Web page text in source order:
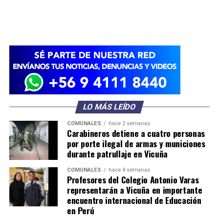
LO MÁS LEÍDO
COMUNALES hace 2 semanas
Carabineros detiene a cuatro personas
por porte ilegal de armas y municiones
durante patrullaje en Vicuña
COMUNALES hace 4 semanas
Profesores del Colegio Antonio Varas
representarán a Vicuña en importante
encuentro internacional de Educación
en Perú